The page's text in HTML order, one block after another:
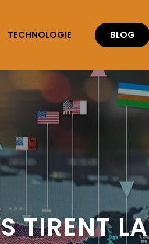
TECHNOLOGIE BLOG
TIRENT LA